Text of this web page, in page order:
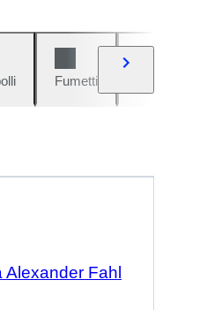
Fumetti
Alexander Fahl